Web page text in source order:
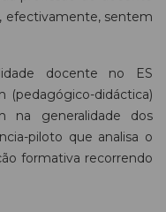
efectivamente, sentem
docente no ES
(pedagógico-didáctica)
na generalidade dos
piloto que analisa o
formativa recorrendo